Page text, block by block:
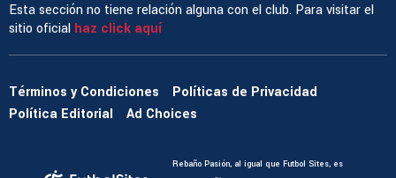
Esta sección no tiene relación alguna con el club. Para visitar el
sitio oficial haz click aquí
Términos y Condiciones
Políticas de Privacidad
Política Editorial
Ad Choices
Rebaño Pasión, al igual que Futbol Sites, es